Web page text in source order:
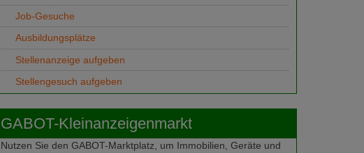
Job-Gesuche
Ausbildungsplätze
Stellenanzeige aufgeben
Stellengesuch aufgeben
GABOT-Kleinanzeigenmarkt
Nutzen Sie den GABOT-Marktplatz, um Immobilien, Geräte und